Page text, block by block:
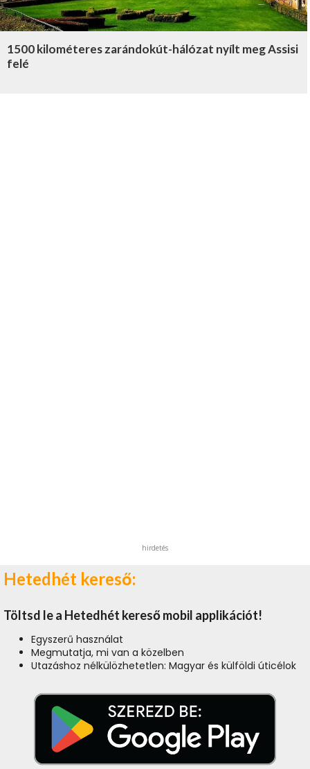
1500 kilométeres zarándokút-hálózat nyílt meg Assisi
felé
hirdetés
Hetedhét kereső:
Töltsd le a Hetedhét kereső mobil applikációt!
Egyszerű használat
Megmutatja, mi van a közelben
Utazáshoz nélkülözhetetlen: Magyar és külföldi úticélok